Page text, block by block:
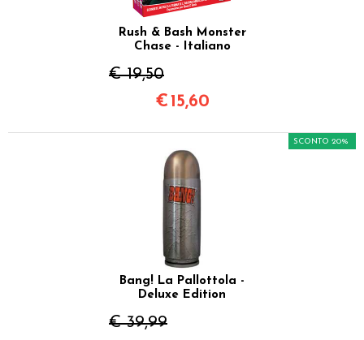
Rush & Bash Monster
Chase - Italiano
€ 19,50
€ 15,60
Bang! La Pallottola -
Deluxe Edition
€ 39,99
SCONTO 20%